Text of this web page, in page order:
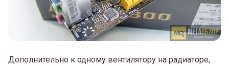
Дополнительно к одному вентилятору на радиаторе,